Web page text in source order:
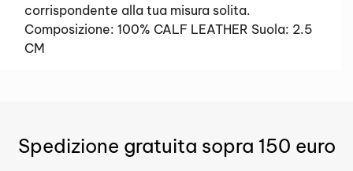
corrispondente alla tua misura solita.
Composizione: 100% CALF LEATHER Suola: 2.5
CM
Spedizione gratuita sopra 150 euro